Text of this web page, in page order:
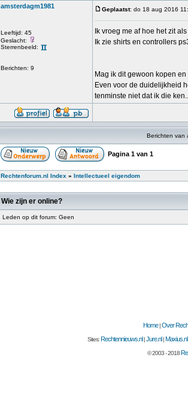
amsterdagm1981
Leeftijd: 45
Geslacht:
Sterrenbeeld:
Berichten: 9
Geplaatst: do 18 aug 2016
Ik vroeg me af hoe het zit
Ik zie shirts en controllers
Mag ik dit gewoon kopen
Even voor de duidelijkheid
tenminste niet dat ik die
Berichten van
Pagina 1 van 1
Rechtenforum.nl Index » Intellectueel eigendom
Wie zijn er online?
Leden op dit forum: Geen
Home|Over
Sites:Rechtennieuws.nl |Jure.nl |Maxius.nl
© 2003 - 2018